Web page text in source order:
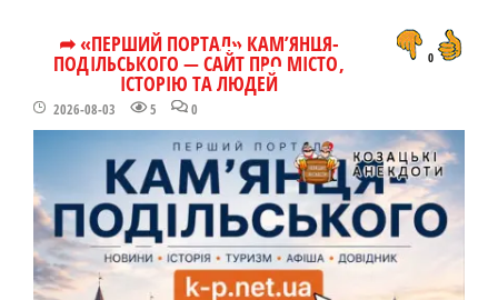
➦ «ПЕРШИЙ ПОРТАЛ» КАМ’ЯНЦЯ-
ПОДІЛЬСЬКОГО — САЙТ ПРО МІСТО,
ІСТОРІЮ ТА ЛЮДЕЙ
2026-08-03 5 0
0